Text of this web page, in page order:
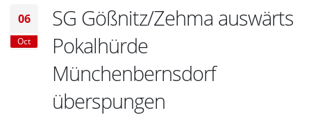
06
Oct
SG Gößnitz/Zehma auswärts
Pokalhürde
Münchenbernsdorf
überspungen